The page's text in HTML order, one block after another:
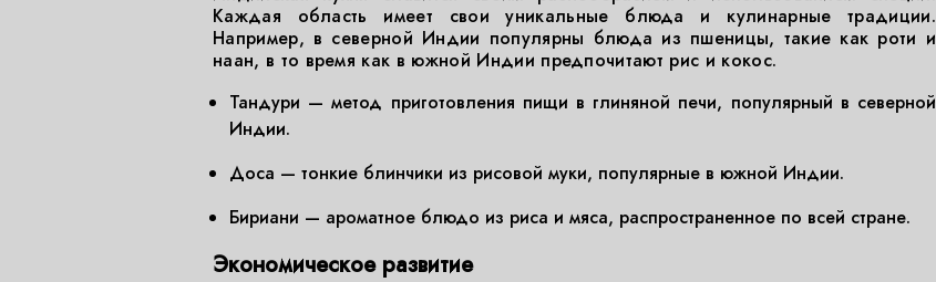
Каждая область имеет свои уникальные блюда и кулинарные традиции.
Например, в северной Индии популярны блюда из пшеницы, такие как роти и
наан, в то время как в южной Индии предпочитают рис и кокос.
Тандури — метод приготовления пищи в глиняной печи, популярный в северной
Индии.
Доса — тонкие блинчики из рисовой муки, популярные в южной Индии.
Бириани — ароматное блюдо из риса и мяса, распространенное по всей стране.
Экономическое развитие